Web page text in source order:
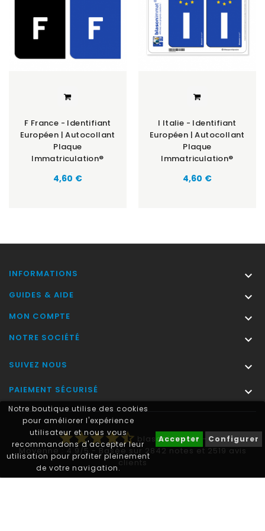
Notre boutique utilise des cookies
pour améliorer l'expérience
utilisateur et nous vous
recommandons d'accepter leur
utilisation pour profiter pleinement
de votre navigation.
Accepter Configurer
F France - Identifiant
Européen | Autocollant
Plaque
Immatriculation®
Prix
4,60 €
I Italie - Identifiant
Européen | Autocollant
Plaque
Immatriculation®
Prix
4,60 €
INFORMATIONS 
GUIDES & AIDE 
MON COMPTE 
NOTRE SOCIÉTÉ 
SUIVEZ NOUS 
PAIEMENT SÉCURISÉ 
starstarstarstarstar_half blasonimmat® -
Moyenne :4.9/5- Basée sur 2842notes et2519avis
clients